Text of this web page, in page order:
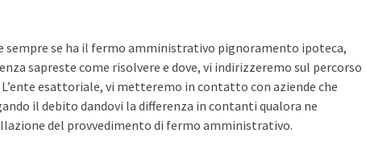
sempre se ha il fermo amministrativo pignoramento ipoteca,
sapreste come risolvere e dove, vi indirizzeremo sul percorso
esattoriale, vi metteremo in contatto con aziende che
il debito dandovi la differenza in contanti qualora ne
del provvedimento di fermo amministrativo.